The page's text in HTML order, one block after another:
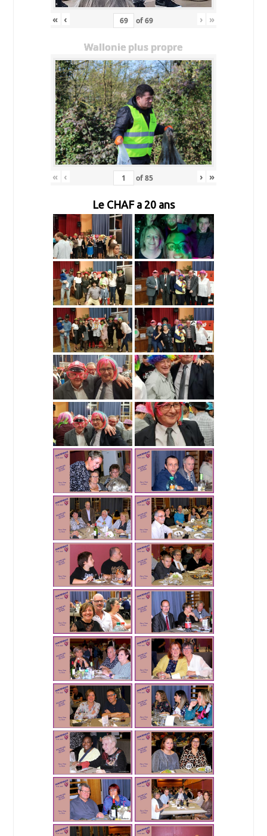
« ‹ of69 › »
Wallonie plus propre
« ‹ of85 › »
Le CHAF a 20 ans